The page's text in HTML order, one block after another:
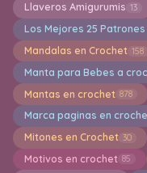
Llaveros Amigurumis 13
Los Mejores 25
Mandalas en Crochet 158
Manta para Bebes a
Mantas en crochet 878
Marca paginas en
Mitones en Crochet 30
Motivos en crochet 85